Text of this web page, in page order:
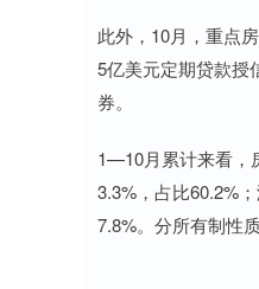
此外，10月，重点
5亿美元定期贷款授
券。
1—10月累计来看，
3.3%，占比60.2%
7.8%。分所有制性